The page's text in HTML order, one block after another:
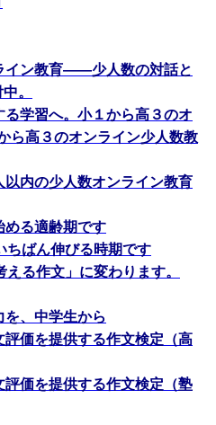
イン教育――少人数の対話と
。
学習へ。小１から高３のオ
ら高３のオンライン少人数教
内の少人数オンライン教育
る適齢期です
ちばん伸びる時期です
る作文」に変わります。
、中学生から
価を提供する作文検定（高
価を提供する作文検定（塾